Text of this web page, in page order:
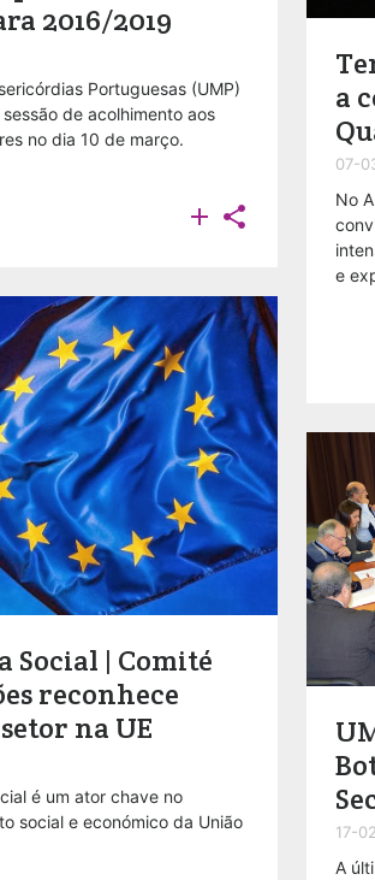
2016/2019
Portuguesas (UMP)
de acolhimento aos
no dia 10 de março.
 
Social | Comité
reconhece
na UE
é um ator chave no
social e económico da União
a
07-
No
e
17-
A